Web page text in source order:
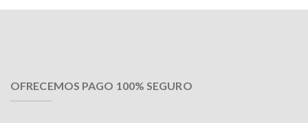
OFRECEMOS PAGO 100% SEGURO